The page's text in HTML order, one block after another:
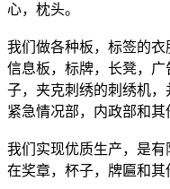
心，枕头。
我们做各种板，标签的衣
信息板，标牌，长凳，
子，夹克刺绣的刺绣机，
紧急情况部，内政部和其
我们实现优质生产，是
在奖章，杯子，牌匾和其